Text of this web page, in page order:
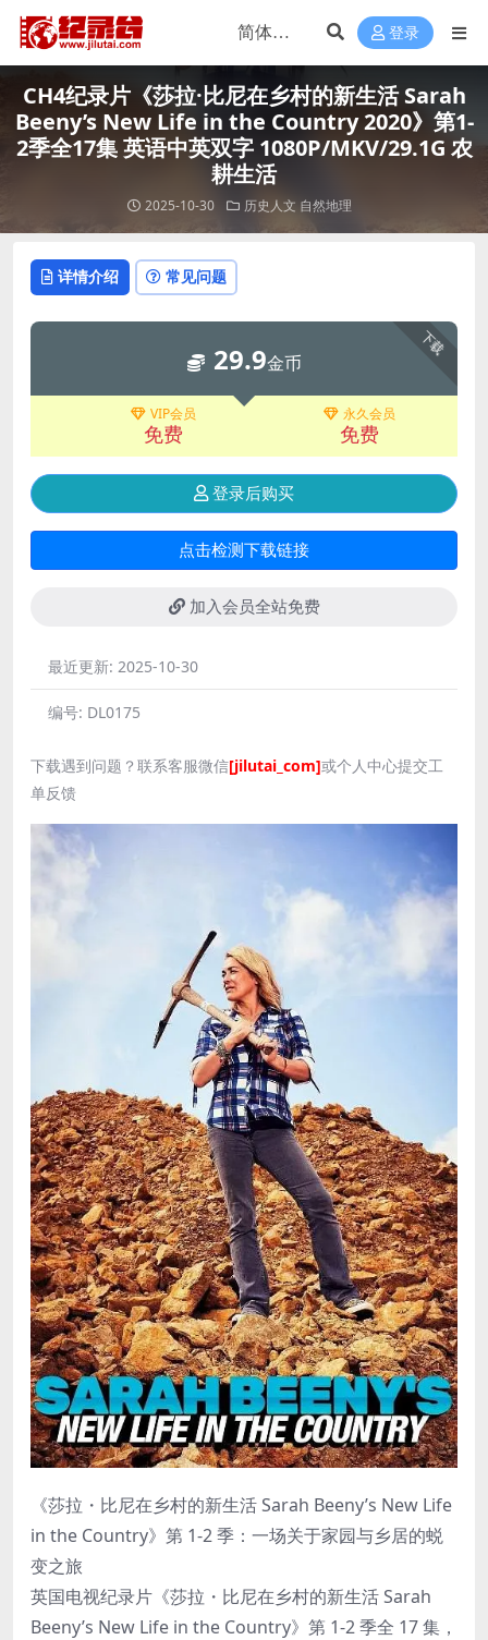
登录
CH4纪录片《莎拉·比尼在乡村的新生活 Sarah
Beeny’s New Life in the Country 2020》第1-
2季全17集 英语中英双字 1080P/MKV/29.1G 农
耕生活
2025-10-30 历史人文 自然地理
详情介绍 常见问题
下载
29.9金币
VIP会员
免费
永久会员
免费
登录后购买
点击检测下载链接
加入会员全站免费
最近更新: 2025-10-30
编号: DL0175
下载遇到问题？联系客服微信[jilutai_com]或个人中心提交工
单反馈
《莎拉・比尼在乡村的新生活 Sarah Beeny’s New Life
in the Country》第 1-2 季：一场关于家园与乡居的蜕
变之旅
英国电视纪录片《莎拉・比尼在乡村的新生活 Sarah
Beeny’s New Life in the Country》第 1-2 季全 17 集，